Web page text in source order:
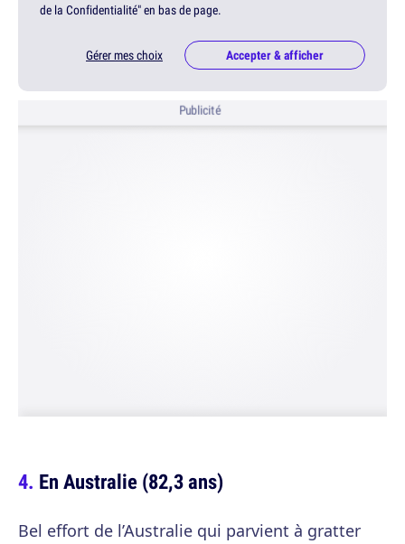
de la Confidentialité" en bas de page.
Gérer mes choix Accepter & afficher
Publicité
En Australie (82,3 ans)
Bel effort de l’Australie qui parvient à gratter